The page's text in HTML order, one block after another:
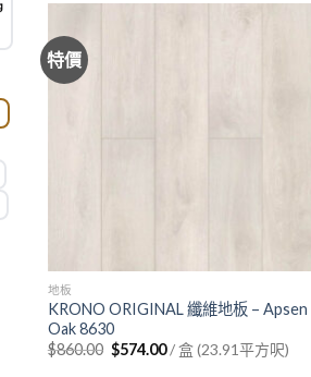
特價
地板
KRONO ORIGINAL 纖維地板 – Apsen
Oak 8630
$860.00 Original
$574.00Current
/ 盒 (23.91平方呎)